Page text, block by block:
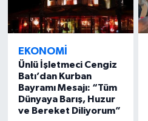
EKONOMI
Ünlü İşletmeci Cengiz
Batı’dan Kurban
Bayramı Mesajı: “Tüm
Dünyaya Barış, Huzur
ve Bereket Diliyorum”